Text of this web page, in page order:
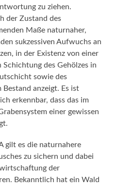
zu ziehen.
der Zustand des
Maße naturnaher,
sukzessiven Aufwuchs an
in der Existenz von einer
Schichtung des Gehölzes in
sowie des
anzeigt. Es ist
erkennbar, dass das im
einer gewissen
gilt es die naturnahere
zu sichern und dabei
der
Bekanntlich hat ein Wald